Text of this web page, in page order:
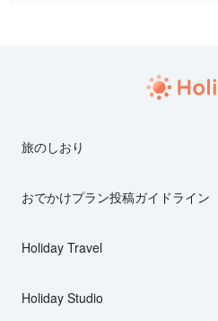
旅のしおり
おでかけプラン投稿ガイドライン
Holiday Travel
Holiday Studio